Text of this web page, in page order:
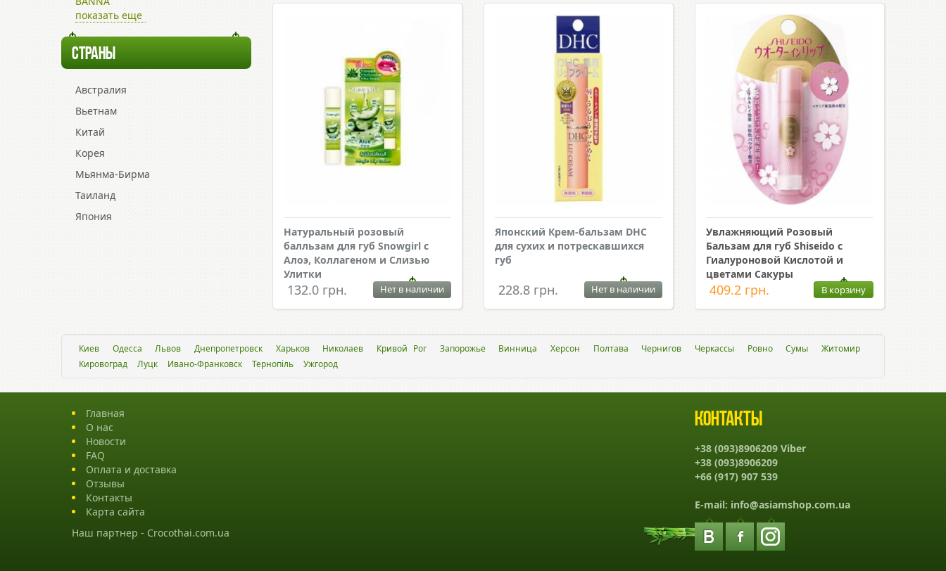
показать еще
СТРАНЫ
Австралия
Вьетнам
Китай
Корея
Мьянма-Бирма
Таиланд
Япония
Натуральный розовый
балльзам для губ Snowgirl с
Алоэ, Коллагеном и Слизью
Улитки
132.0 грн. Нет в наличии
Японский Крем-бальзам DHC
для сухих и потрескавшихся
губ
228.8 грн. Нет в наличии
Увлажняющий Розовый
Бальзам для губ Shiseido с
Гиалуроновой Кислотой и
цветами Сакуры
409.2 грн. В корзину
Киев Одесса Львов Днепропетровск Харьков Николаев Кривой Рог Запорожье Винница Херсон Полтава Чернигов Черкассы Ровно Сумы
Житомир
Кировоград
Луцк Ивано-Франковск Тернопіль Ужгород
Главная
О нас
Новости
FAQ
Оплата и доставка
Отзывы
Контакты
Карта сайта
Наш партнер - Crocothai.com.ua
Контакты
+38 (093)8906209 Viber
+38 (093)8906209
+66 (917) 907 539
E-mail: info@asiamshop.com.ua